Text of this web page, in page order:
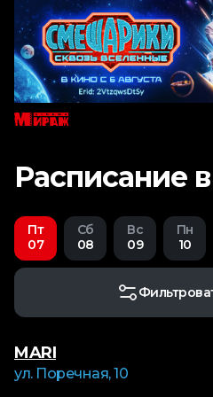
Расписание
Пт
07
Сб
08
Вс
09
Пн
10
MARI
ул. Поречная, 10